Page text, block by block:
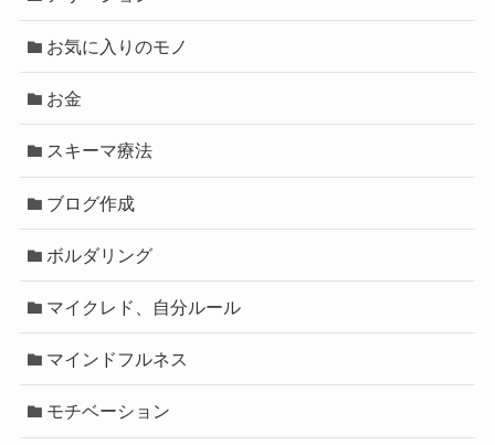
お気に入りのモノ
お金
スキーマ療法
ブログ作成
ボルダリング
マイクレド、自分ルール
マインドフルネス
モチベーション